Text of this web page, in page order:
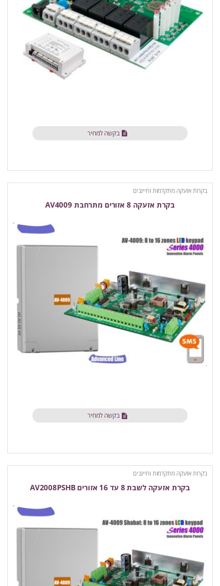
בקשה למחיר
בקרות אזעקה מתקדמות וחייגנים
בקרת אזעקה 8 אזורים מתרחבת AV4009
בקשה למחיר
בקרות אזעקה מתקדמות וחייגנים
בקרת אזעקה לשבת 8 עד 16 אזורים AV2008PSHB